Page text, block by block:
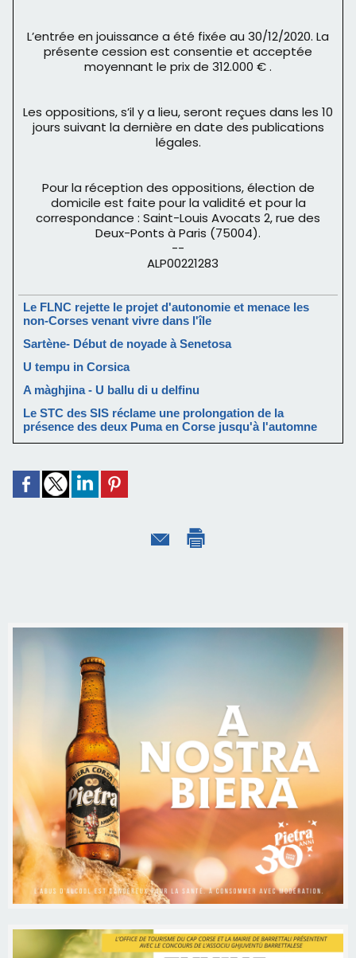
L’entrée en jouissance a été fixée au 30/12/2020. La
présente cession est consentie et acceptée
moyennant le prix de 312.000 € .
Les oppositions, s’il y a lieu, seront reçues dans les 10
jours suivant la dernière en date des publications
légales.
Pour la réception des oppositions, élection de
domicile est faite pour la validité et pour la
correspondance : Saint-Louis Avocats 2, rue des
Deux-Ponts à Paris (75004).
--
ALP00221283
Le FLNC rejette le projet d'autonomie et menace les
non-Corses venant vivre dans l'île
Sartène- Début de noyade à Senetosa
U tempu in Corsica
A màghjina - U ballu di u delfinu
Le STC des SIS réclame une prolongation de la
présence des deux Puma en Corse jusqu'à l'automne